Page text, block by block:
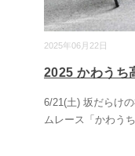
2025年06月22日
2025 かわうち
6/21(土) 坂だらけ
ムレース「かわう